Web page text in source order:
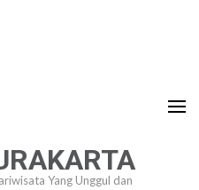
Yang Unggul dan